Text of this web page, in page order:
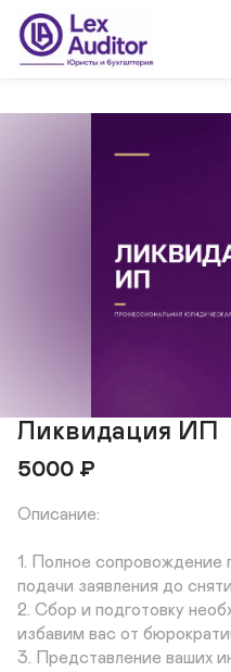
Ликвидация ИП
5000 ₽
Описание:
1. Полное сопровождение
подачи заявления до
2. Сбор и подготовку
избавим вас от
3. Представление ваших